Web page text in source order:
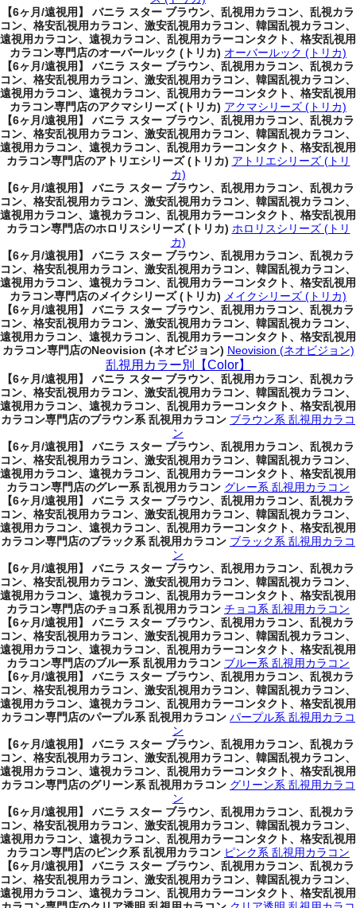
【6ヶ月/遠視用】 バニラ スター ブラウン、乱視用カラコン、乱視カラ
コン、格安乱視用カラコン、激安乱視用カラコン、韓国乱視カラコン、
遠視用カラコン、遠視カラコン、乱視用カラーコンタクト、格安乱視用
カラコン専門店のオーバールック (トリカ) オーバールック (トリカ)
【6ヶ月/遠視用】 バニラ スター ブラウン、乱視用カラコン、乱視カラ
コン、格安乱視用カラコン、激安乱視用カラコン、韓国乱視カラコン、
遠視用カラコン、遠視カラコン、乱視用カラーコンタクト、格安乱視用
カラコン専門店のアクマシリーズ (トリカ) アクマシリーズ (トリカ)
【6ヶ月/遠視用】 バニラ スター ブラウン、乱視用カラコン、乱視カラ
コン、格安乱視用カラコン、激安乱視用カラコン、韓国乱視カラコン、
遠視用カラコン、遠視カラコン、乱視用カラーコンタクト、格安乱視用
カラコン専門店のアトリエシリーズ (トリカ) アトリエシリーズ (トリ
カ)
【6ヶ月/遠視用】 バニラ スター ブラウン、乱視用カラコン、乱視カラ
コン、格安乱視用カラコン、激安乱視用カラコン、韓国乱視カラコン、
遠視用カラコン、遠視カラコン、乱視用カラーコンタクト、格安乱視用
カラコン専門店のホロリスシリーズ (トリカ) ホロリスシリーズ (トリ
カ)
【6ヶ月/遠視用】 バニラ スター ブラウン、乱視用カラコン、乱視カラ
コン、格安乱視用カラコン、激安乱視用カラコン、韓国乱視カラコン、
遠視用カラコン、遠視カラコン、乱視用カラーコンタクト、格安乱視用
カラコン専門店のメイクシリーズ (トリカ) メイクシリーズ (トリカ)
【6ヶ月/遠視用】 バニラ スター ブラウン、乱視用カラコン、乱視カラ
コン、格安乱視用カラコン、激安乱視用カラコン、韓国乱視カラコン、
遠視用カラコン、遠視カラコン、乱視用カラーコンタクト、格安乱視用
カラコン専門店のNeovision (ネオビジョン) Neovision (ネオビジョン)
乱視用カラー別【Color】
【6ヶ月/遠視用】 バニラ スター ブラウン、乱視用カラコン、乱視カラ
コン、格安乱視用カラコン、激安乱視用カラコン、韓国乱視カラコン、
遠視用カラコン、遠視カラコン、乱視用カラーコンタクト、格安乱視用
カラコン専門店のブラウン系 乱視用カラコン ブラウン系 乱視用カラコ
ン
【6ヶ月/遠視用】 バニラ スター ブラウン、乱視用カラコン、乱視カラ
コン、格安乱視用カラコン、激安乱視用カラコン、韓国乱視カラコン、
遠視用カラコン、遠視カラコン、乱視用カラーコンタクト、格安乱視用
カラコン専門店のグレー系 乱視用カラコン グレー系 乱視用カラコン
【6ヶ月/遠視用】 バニラ スター ブラウン、乱視用カラコン、乱視カラ
コン、格安乱視用カラコン、激安乱視用カラコン、韓国乱視カラコン、
遠視用カラコン、遠視カラコン、乱視用カラーコンタクト、格安乱視用
カラコン専門店のブラック系 乱視用カラコン ブラック系 乱視用カラコ
ン
【6ヶ月/遠視用】 バニラ スター ブラウン、乱視用カラコン、乱視カラ
コン、格安乱視用カラコン、激安乱視用カラコン、韓国乱視カラコン、
遠視用カラコン、遠視カラコン、乱視用カラーコンタクト、格安乱視用
カラコン専門店のチョコ系 乱視用カラコン チョコ系 乱視用カラコン
【6ヶ月/遠視用】 バニラ スター ブラウン、乱視用カラコン、乱視カラ
コン、格安乱視用カラコン、激安乱視用カラコン、韓国乱視カラコン、
遠視用カラコン、遠視カラコン、乱視用カラーコンタクト、格安乱視用
カラコン専門店のブルー系 乱視用カラコン ブルー系 乱視用カラコン
【6ヶ月/遠視用】 バニラ スター ブラウン、乱視用カラコン、乱視カラ
コン、格安乱視用カラコン、激安乱視用カラコン、韓国乱視カラコン、
遠視用カラコン、遠視カラコン、乱視用カラーコンタクト、格安乱視用
カラコン専門店のパープル系 乱視用カラコン パープル系 乱視用カラコ
ン
【6ヶ月/遠視用】 バニラ スター ブラウン、乱視用カラコン、乱視カラ
コン、格安乱視用カラコン、激安乱視用カラコン、韓国乱視カラコン、
遠視用カラコン、遠視カラコン、乱視用カラーコンタクト、格安乱視用
カラコン専門店のグリーン系 乱視用カラコン グリーン系 乱視用カラコ
ン
【6ヶ月/遠視用】 バニラ スター ブラウン、乱視用カラコン、乱視カラ
コン、格安乱視用カラコン、激安乱視用カラコン、韓国乱視カラコン、
遠視用カラコン、遠視カラコン、乱視用カラーコンタクト、格安乱視用
カラコン専門店のピンク系 乱視用カラコン ピンク系 乱視用カラコン
【6ヶ月/遠視用】 バニラ スター ブラウン、乱視用カラコン、乱視カラ
コン、格安乱視用カラコン、激安乱視用カラコン、韓国乱視カラコン、
遠視用カラコン、遠視カラコン、乱視用カラーコンタクト、格安乱視用